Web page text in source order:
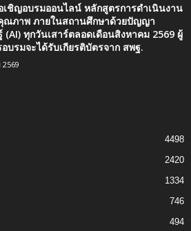
เชิญอบรมออนไลน์ หลักสูตรการดำเนินงาน
ณภาพ ภายในสถานศึกษาด้วยปัญญา
(AI) ทุกวันเสาร์ตลอดเดือนสิงหาคม 2569 ผู้
บรมจะได้รับเกียรติบัตรจาก สพฐ.
2569
4498
2420
1334
746
494